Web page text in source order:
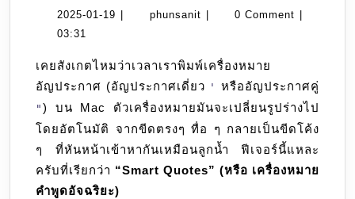
Smart
ลับ
ที่
ช่วย
ให้
งาน
เขียน
2025-01-19 2025- phunsanit phunsanit0 Comment
03:31
เคยสังเกตไหมว่าเวลาเราพิมพ์เครื่องหมาย
อัญประกาศ (อัญประกาศเดี่ยว ' หรืออัญประกาศคู่
" ) บน Mac ตัวเครื่องหมายมันจะเปลี่ยนรูปร่างไป
โดยอัตโนมัติ จากขีดตรงๆ ทื่อ ๆ กลายเป็นขีดโค้ง
ๆ ที่หันหน้าเข้าหากันเหมือนลูกน้ำ ฟีเจอร์นี้แหละ
ครับที่เรียกว่า “Smart Quotes” (หรือ เครื่องหมาย
คำพูดอัจฉริยะ)